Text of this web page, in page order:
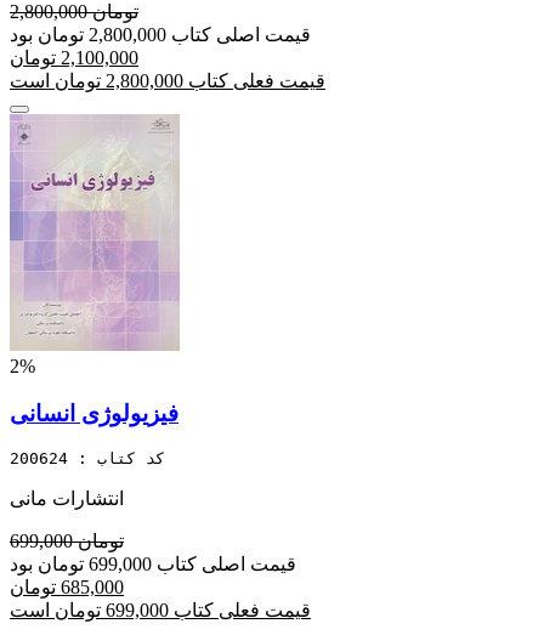
2,800,000 تومان
قیمت اصلی کتاب 2,800,000 تومان بود
2,100,000 تومان
قیمت فعلی کتاب 2,800,000 تومان است
2%
فیزیولوژی انسانی
کد کتاب : 200624
انتشارات مانی
699,000 تومان
قیمت اصلی کتاب 699,000 تومان بود
685,000 تومان
قیمت فعلی کتاب 699,000 تومان است